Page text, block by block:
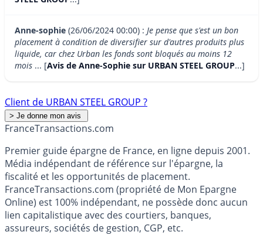
Anne-sophie (26/06/2024 00:00) : Je pense que s'est un bon
placement à condition de diversifier sur d'autres produits plus
liquide, car chez Urban les fonds sont bloqués au moins 12
mois ... [Avis de Anne-Sophie sur URBAN STEEL GROUP...]
Client de URBAN STEEL GROUP ?
FranceTransactions.com
Premier guide épargne de France, en ligne depuis 2001.
Média indépendant de référence sur l'épargne, la
fiscalité et les opportunités de placement.
FranceTransactions.com (propriété de Mon Epargne
Online) est 100% indépendant, ne possède donc aucun
lien capitalistique avec des courtiers, banques,
assureurs, sociétés de gestion, CGP, etc.